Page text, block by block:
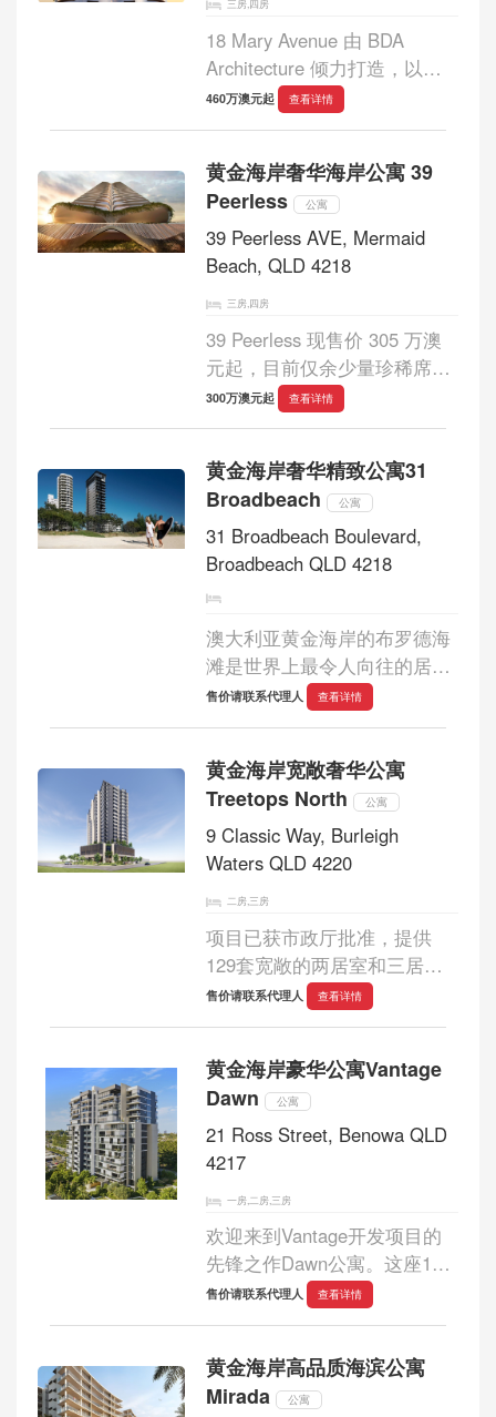
三房,四房
18 Mary Avenue 由 BDA
Architecture 倾力打造，以雕
塑般的建筑语言重塑城市天际
线。这座地标级塔楼，是
Abedian 的最新力作。秉承 建
筑即艺术 的设计理念，项目不
仅延续其...
460万澳元起 查看详情
黄金海岸奢华海岸公寓 39
Peerless
公寓
39 Peerless AVE, Mermaid
Beach, QLD 4218
三房,四房
39 Peerless 现售价 305 万澳
元起，目前仅余少量珍稀席
位，项目已正式动工，预计于
2027 年中竣工交付。整栋建筑
际线，自街景自然延展，挺拔
升至 36 层高空...
300万澳元起 查看详情
黄金海岸奢华精致公寓31
Broadbeach
公寓
31 Broadbeach Boulevard,
Broadbeach QLD 4218
澳大利亚黄金海岸的布罗德海
滩是世界上最令人向往的居住
地之一。这片海滨世外桃源仅
有22套极致奢华的住宅，坐拥
出门即可享受精致的休闲生
活。距离大...
售价请联系代理人 查看详情
黄金海岸宽敞奢华公寓
Treetops North
公寓
9 Classic Way, Burleigh
Waters QLD 4220
二房,三房
项目已获市政厅批准，提供
129套宽敞的两居室和三居室
公寓。大楼设有两层地下室和
三层地上停车场，共16层，最
户可享受一系列高端配套设
施，包括设备齐...
售价请联系代理人 查看详情
黄金海岸豪华公寓Vantage
Dawn
公寓
21 Ross Street, Benowa QLD
4217
一房,二房,三房
欢迎来到Vantage开发项目的
先锋之作Dawn公寓。这座15
层高的摩天大楼拥有113套豪
华公寓，提供两居室和三居室
饱览泳池区和雄伟山脉的静谧
美景，是欣赏壮丽...
售价请联系代理人 查看详情
黄金海岸高品质海滨公寓
Mirada
公寓